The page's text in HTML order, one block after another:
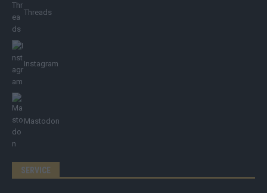
Threads
Instagram
Mastodon
SERVICE